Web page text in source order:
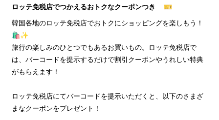
ロッテ免税店でつかえるおトクなクーポンつき 🎫
韓国各地のロッテ免税店でおトクにショッピングを楽しもう！
🛍️✨
旅行の楽しみのひとつでもあるお買いもの。ロッテ免税店で
は、バーコードを提示するだけで割引クーポンやうれしい特典
がもらえます！
ロッテ免税店にてバーコードを提示いただくと、以下のさまざ
まなクーポンをプレゼント！